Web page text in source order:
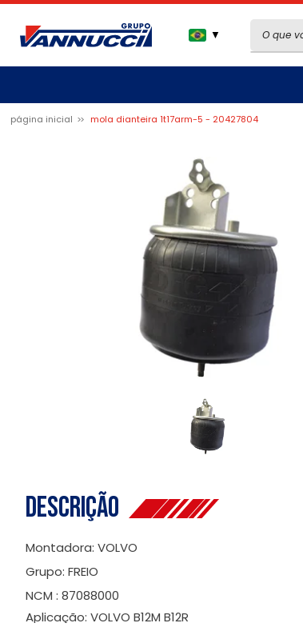
▼
página inicial mola dianteira 1t17arm-5 - 20427804
Descrição
Montadora: VOLVO
Grupo: FREIO
NCM : 87088000
Aplicação: VOLVO B12M B12R